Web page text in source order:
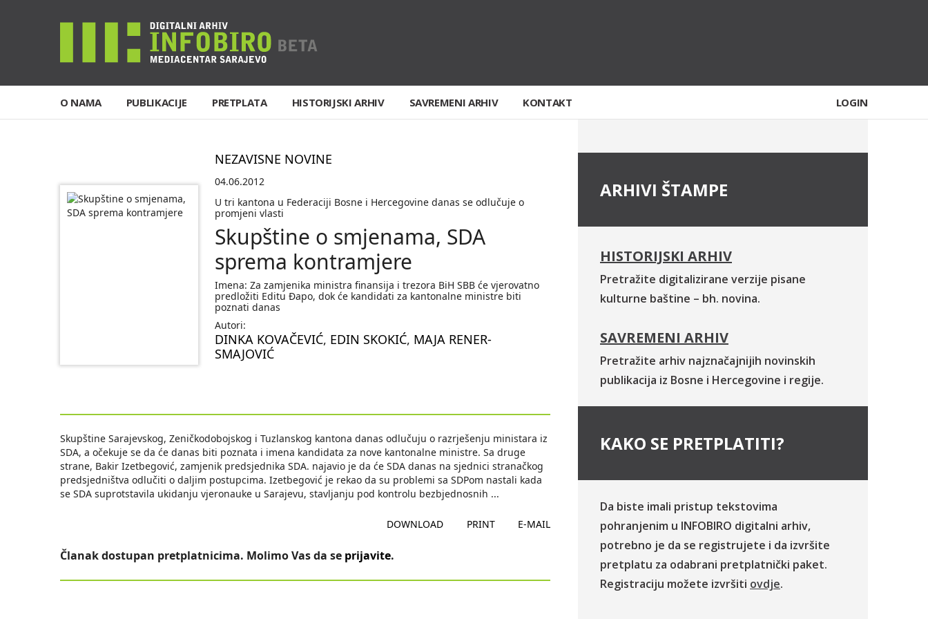
O NAMA PUBLIKACIJE PRETPLATA HISTORIJSKI ARHIV SAVREMENI ARHIV KONTAKT LOGIN
NEZAVISNE NOVINE
04.06.2012
U tri kantona u Federaciji Bosne i Hercegovine danas se odlučuje o
promjeni vlasti
Skupštine o smjenama, SDA
sprema kontramjere
Imena: Za zamjenika ministra finansija i trezora BiH SBB će vjerovatno
predložiti Editu Đapo, dok će kandidati za kantonalne ministre biti
poznati danas
Autori:
DINKA KOVAČEVIĆ, EDIN SKOKIĆ, MAJA RENER-
SMAJOVIĆ
Skupštine Sarajevskog, Zeničkodobojskog i Tuzlanskog kantona danas odlučuju o razrješenju ministara iz
SDA, a očekuje se da će danas biti poznata i imena kandidata za nove kantonalne ministre. Sa druge
strane, Bakir Izetbegović, zamjenik predsjednika SDA. najavio je da će SDA danas na sjednici stranačkog
predsjedništva odlučiti o daljim postupcima. Izetbegović je rekao da su problemi sa SDPom nastali kada
se SDA suprotstavila ukidanju vjeronauke u Sarajevu, stavljanju pod kontrolu bezbjednosnih ...
DOWNLOAD PRINT E-MAIL
Članak dostupan pretplatnicima. Molimo Vas da se prijavite.
ARHIVI ŠTAMPE
HISTORIJSKI ARHIV
Pretražite digitalizirane verzije pisane
kulturne baštine – bh. novina.
SAVREMENI ARHIV
Pretražite arhiv najznačajnijih novinskih
publikacija iz Bosne i Hercegovine i regije.
KAKO SE PRETPLATITI?
Da biste imali pristup tekstovima
pohranjenim u INFOBIRO digitalni arhiv,
potrebno je da se registrujete i da izvršite
pretplatu za odabrani pretplatnički paket.
Registraciju možete izvršiti ovdje.